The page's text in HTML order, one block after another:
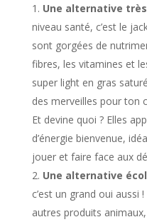
Une alternative
niveau santé, c’est le
sont gorgées de
fibres, les vitamines et
super light en gras
des merveilles pour ton
Et devine quoi ? Elles
d’énergie bienvenue,
jouer et faire face aux
Une alternative
c’est un grand oui aussi
autres produits